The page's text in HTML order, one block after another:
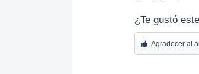
¿Te gustó
Agradecer al